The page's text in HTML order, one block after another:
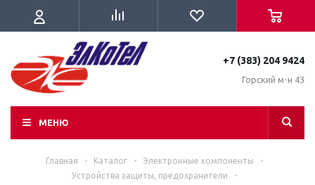
+7 (383) 204 9424
Горский м-н 43
МЕНЮ
Главная - Каталог - Электронные компоненты
-
Устройства защиты, предохранители
-